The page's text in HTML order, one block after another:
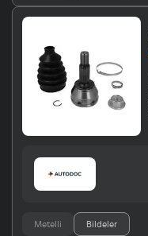
Metelli Bildeler